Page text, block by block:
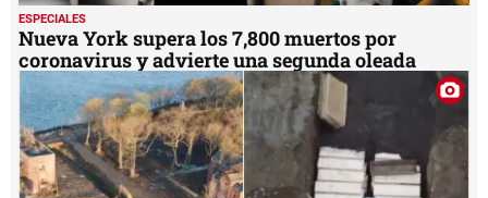
ESPECIALES
Nueva York supera los 7,800 muertos por
coronavirus y advierte una segunda oleada